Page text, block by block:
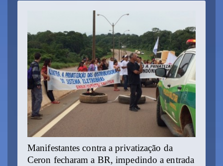
Manifestantes contra a privatização da
Ceron fecharam a BR, impedindo a entrada